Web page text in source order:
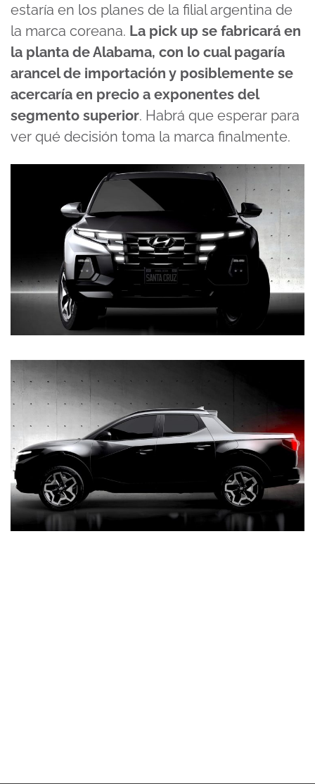
estaría en los planes de la filial argentina de
la marca coreana. La pick up se fabricará en
la planta de Alabama, con lo cual pagaría
arancel de importación y posiblemente se
acercaría en precio a exponentes del
segmento superior. Habrá que esperar para
ver qué decisión toma la marca finalmente.